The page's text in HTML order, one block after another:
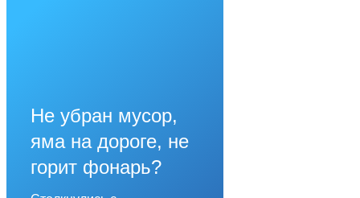
Не убран мусор,
яма на дороге, не
горит фонарь?